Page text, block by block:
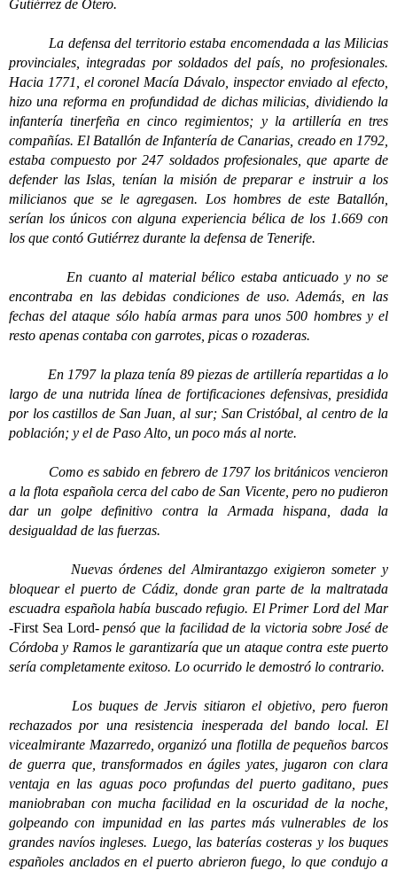
Gutiérrez de Otero.
La defensa del territorio estaba encomendada a las Milicias
provinciales, integradas por soldados del país, no profesionales.
Hacia 1771, el coronel Macía Dávalo, inspector enviado al efecto,
hizo una reforma en profundidad de dichas milicias, dividiendo la
infantería tinerfeña en cinco regimientos; y la artillería en tres
compañías. El Batallón de Infantería de Canarias, creado en 1792,
estaba compuesto por 247 soldados profesionales, que aparte de
defender las Islas, tenían la misión de preparar e instruir a los
milicianos que se le agregasen. Los hombres de este Batallón,
serían los únicos con alguna experiencia bélica de los 1.669 con
los que contó Gutiérrez durante la defensa de Tenerife.
En cuanto al material bélico estaba anticuado y no se
encontraba en las debidas condiciones de uso. Además, en las
fechas del ataque sólo había armas para unos 500 hombres y el
resto apenas contaba con garrotes, picas o rozaderas.
En 1797 la plaza tenía 89 piezas de artillería repartidas a lo
largo de una nutrida línea de fortificaciones defensivas, presidida
por los castillos de San Juan, al sur; San Cristóbal, al centro de la
población; y el de Paso Alto, un poco más al norte.
Como es sabido en febrero de 1797 los británicos vencieron
a la flota española cerca del cabo de San Vicente, pero no pudieron
dar un golpe definitivo contra la Armada hispana, dada la
desigualdad de las fuerzas.
Nuevas órdenes del Almirantazgo exigieron someter y
bloquear el puerto de Cádiz, donde gran parte de la maltratada
escuadra española había buscado refugio. El Primer Lord del Mar
-First Sea Lord-pensó que la facilidad de la victoria sobre José de
Córdoba y Ramos le garantizaría que un ataque contra este puerto
sería completamente exitoso. Lo ocurrido le demostró lo contrario.
Los buques de Jervis sitiaron el objetivo, pero fueron
rechazados por una resistencia inesperada del bando local. El
vicealmirante Mazarredo, organizó una flotilla de pequeños barcos
de guerra que, transformados en ágiles yates, jugaron con clara
ventaja en las aguas poco profundas del puerto gaditano, pues
maniobraban con mucha facilidad en la oscuridad de la noche,
golpeando con impunidad en las partes más vulnerables de los
grandes navíos ingleses. Luego, las baterías costeras y los buques
españoles anclados en el puerto abrieron fuego, lo que condujo a